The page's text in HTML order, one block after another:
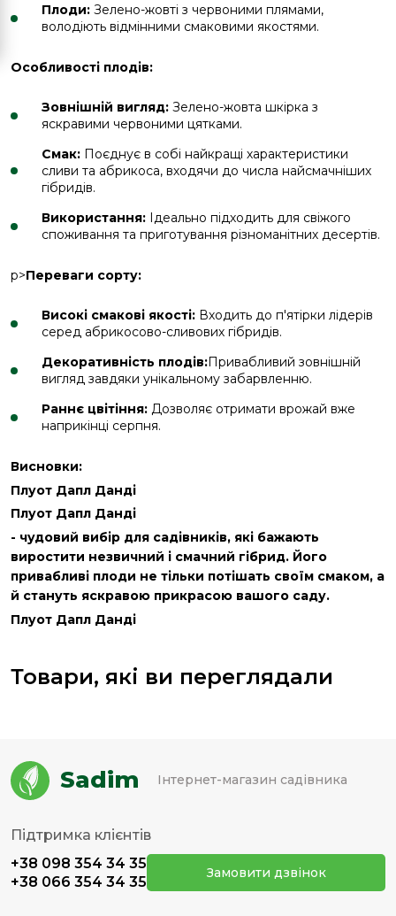
Плоди: Зелено-жовті з червоними плямами,
володіють відмінними смаковими якостями.
Особливості плодів:
Зовнішній вигляд: Зелено-жовта шкірка з
яскравими червоними цятками.
Смак: Поєднує в собі найкращі характеристики
сливи та абрикоса, входячи до числа найсмачніших
гібридів.
Використання: Ідеально підходить для свіжого
споживання та приготування різноманітних десертів.
p>Переваги сорту:
Високі смакові якості: Входить до п'ятірки лідерів
серед абрикосово-сливових гібридів.
Декоративність плодів:Привабливий зовнішній
вигляд завдяки унікальному забарвленню.
Раннє цвітіння: Дозволяє отримати врожай вже
наприкінці серпня.
Висновки:
Плуот Дапл Данді
Плуот Дапл Данді
- чудовий вибір для садівників, які бажають
виростити незвичний і смачний гібрид. Його
привабливі плоди не тільки потішать своїм смаком, а
й стануть яскравою прикрасою вашого саду.
Плуот Дапл Данді
Товари, які ви переглядали
Sadim Інтернет-магазин садівника
Підтримка клієнтів
+38 098 354 34 35
+38 066 354 34 35
Замовити дзвінок